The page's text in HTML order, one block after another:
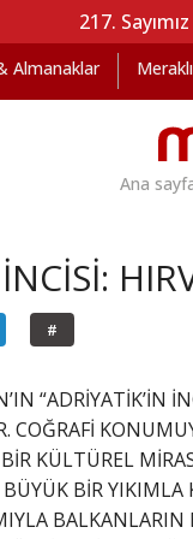
217.
Almanaklar
Ana
#
“ADRİYATİK’İN
COĞRAFİ
KÜLTÜREL
BÜYÜK BİR
BALKANLARIN